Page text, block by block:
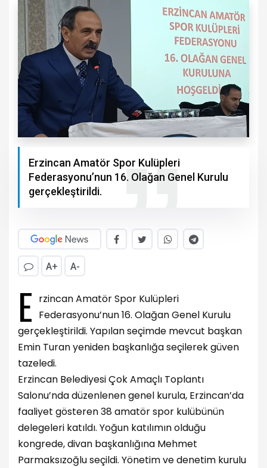
Erzincan Amatör Spor Kulüpleri
Federasyonu’nun 16. Olağan Genel Kurulu
gerçekleştirildi.
A+ A-
E rzincan Amatör Spor Kulüpleri
Federasyonu’nun 16. Olağan Genel Kurulu
gerçekleştirildi. Yapılan seçimde mevcut başkan
Emin Turan yeniden başkanlığa seçilerek güven
tazeledi.
Erzincan Belediyesi Çok Amaçlı Toplantı
Salonu’nda düzenlenen genel kurula, Erzincan’da
faaliyet gösteren 38 amatör spor kulübünün
delegeleri katıldı. Yoğun katılımın olduğu
kongrede, divan başkanlığına Mehmet
Parmaksızoğlu seçildi. Yönetim ve denetim kurulu